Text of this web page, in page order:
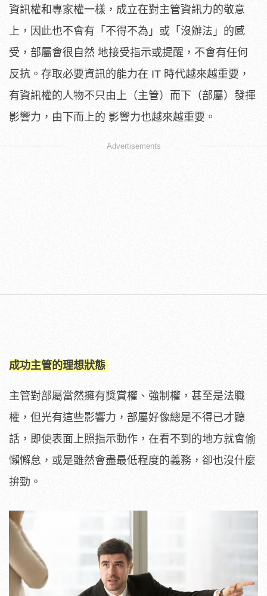
資訊權和專家權一樣，成立在對主管資訊力的敬意
上，因此也不會有「不得不為」或「沒辦法」的感
受，部屬會很自然 地接受指示或提醒，不會有任何
反抗。存取必要資訊的能力在 IT 時代越來越重要，
有資訊權的人物不只由上（主管）而下（部屬）發揮
影響力，由下而上的 影響力也越來越重要。
Advertisements
成功主管的理想狀態
主管對部屬當然擁有獎賞權、強制權，甚至是法職
權，但光有這些影響力，部屬好像總是不得已才聽
話，即使表面上照指示動作，在看不到的地方就會偷
懶懈怠，或是雖然會盡最低程度的義務，卻也沒什麼
拚勁。